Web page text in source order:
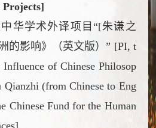
Projects]
中华学术外译项目“[朱谦之
的影响》（英文版）” [PI, t
Influence of Chinese Philosop
(from Chinese to Eng
Chinese Fund for the Human